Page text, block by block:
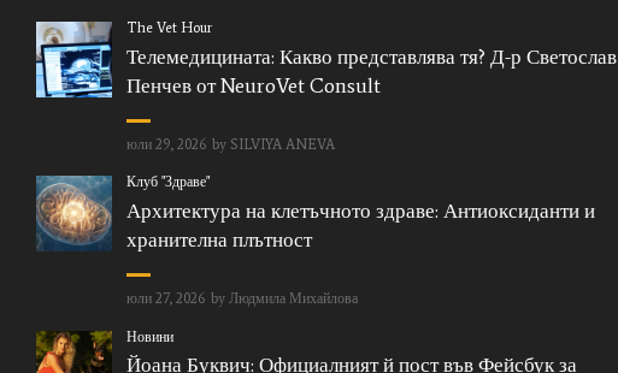
The Vet Hour
Телемедицината: Какво представлява тя? Д-р Светослав
Пенчев от NeuroVet Consult
юли 29, 2026 by SILVIYA ANEVA
Клуб "Здраве"
Архитектура на клетъчното здраве: Антиоксиданти и
хранителна плътност
юли 27, 2026 by Людмила Михайлова
Новини
Йоана Буквич: Официалният й пост във Фейсбук за